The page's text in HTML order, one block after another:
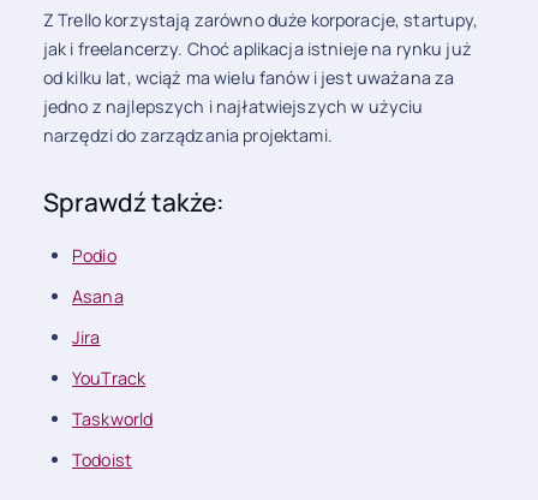
Z Trello korzystają zarówno duże korporacje, startupy,
jak i freelancerzy. Choć aplikacja istnieje na rynku już
od kilku lat, wciąż ma wielu fanów i jest uważana za
jedno z najlepszych i najłatwiejszych w użyciu
narzędzi do zarządzania projektami.
Sprawdź także:
Podio
Asana
Jira
YouTrack
Taskworld
Todoist